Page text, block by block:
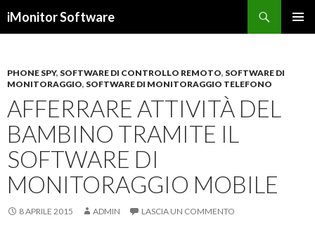
iMonitor Software
PHONE SPY, SOFTWARE DI CONTROLLO REMOTO, SOFTWARE DI
MONITORAGGIO, SOFTWARE DI MONITORAGGIO TELEFONO
AFFERRARE ATTIVITÀ DEL
BAMBINO TRAMITE IL
SOFTWARE DI
MONITORAGGIO MOBILE
8 APRILE 2015 ADMIN LASCIA UN COMMENTO